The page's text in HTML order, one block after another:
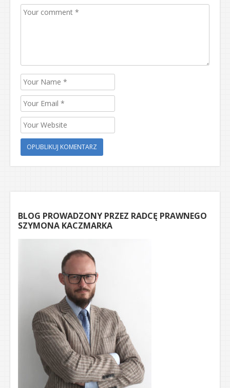
BLOG PROWADZONY PRZEZ RADCĘ PRAWNEGO
SZYMONA KACZMARKA